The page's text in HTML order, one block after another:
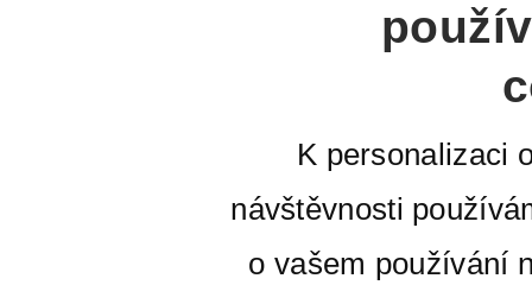
K personalizaci
návštěvnosti
o vašem používání